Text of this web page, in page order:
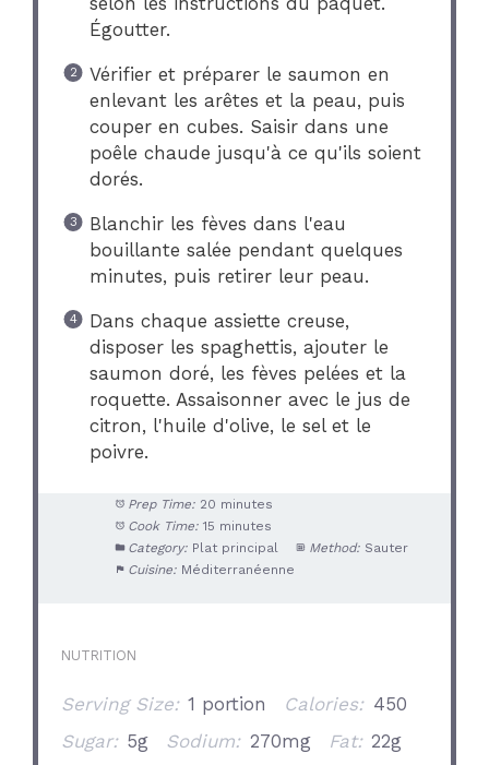
Égoutter.
Vérifier et préparer le saumon en
enlevant les arêtes et la peau, puis
couper en cubes. Saisir dans une
poêle chaude jusqu'à ce qu'ils soient
dorés.
Blanchir les fèves dans l'eau
bouillante salée pendant quelques
minutes, puis retirer leur peau.
Dans chaque assiette creuse,
disposer les spaghettis, ajouter le
saumon doré, les fèves pelées et la
roquette. Assaisonner avec le jus de
citron, l'huile d'olive, le sel et le
poivre.
Prep Time: 20 minutes
Cook Time: 15 minutes
Category: Plat principal Method: Sauter
Cuisine: Méditerranéenne
NUTRITION
Serving Size: 1 portion Calories: 450
Sugar: 5g Sodium: 270mg Fat: 22g